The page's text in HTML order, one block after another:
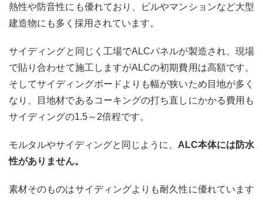
熱性や防音性にも優れており、ビルやマンションなど大型
建造物にも多く採用されています。
サイディングと同じく工場でALCパネルが製造され、現場
で貼り合わせて施工しますがALCの初期費用は高額です。
そしてサイディングボードよりも幅が狭いため目地が多く
なり、目地材であるコーキングの打ち直しにかかる費用も
サイディングの1.5～2倍程です。
モルタルやサイディングと同じように、 ALC本体には防水
性がありません。
素材そのものはサイディングよりも耐久性に優れています